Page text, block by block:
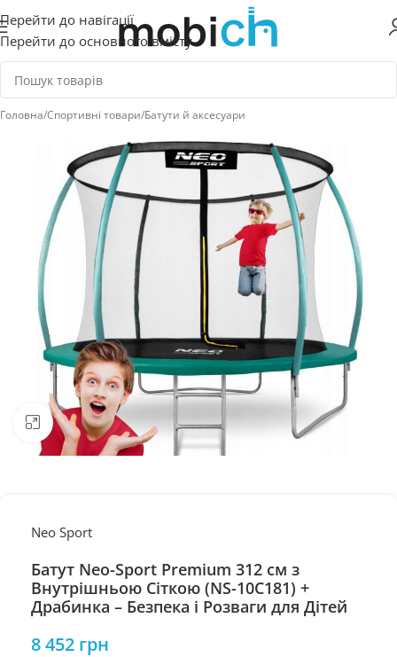
Перейти до навігації
Перейти до основного вмісту
Головна/Спортивні товари/Батути й аксесуари
Натисніть, щоб збільшити
Neo Sport
Батут Neo-Sport Premium 312 см з
Внутрішньою Сіткою (NS-10C181) +
Драбинка – Безпека і Розваги для Дітей
8 452 грн